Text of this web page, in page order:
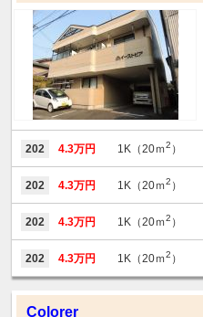
202 4.3万円 1K（20ｍ2 ）
202 4.3万円 1K（20ｍ2 ）
202 4.3万円 1K（20ｍ2 ）
202 4.3万円 1K（20ｍ2 ）
Colorer